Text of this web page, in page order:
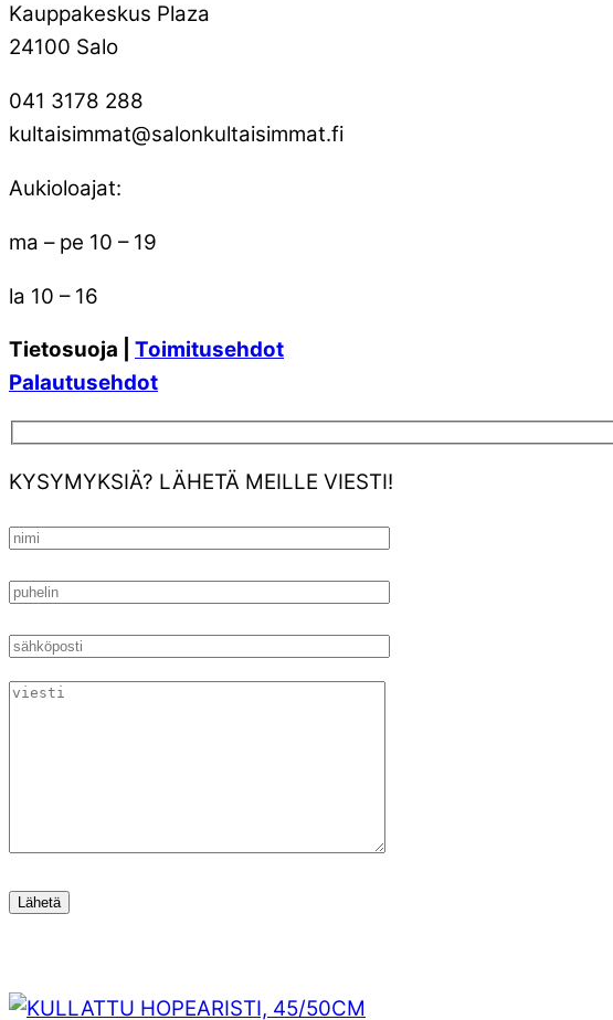
Kauppakeskus Plaza
24100 Salo
041 3178 288
kultaisimmat@salonkultaisimmat.fi
Aukioloajat:
ma – pe 10 – 19
la 10 – 16
Tietosuoja | Toimitusehdot
Palautusehdot
KYSYMYKSIÄ? LÄHETÄ MEILLE VIESTI!